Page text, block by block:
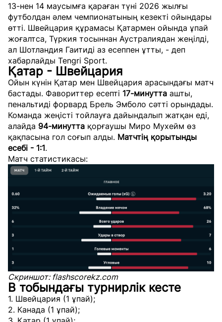
13-нен 14 маусымға қараған түні 2026 жылғы
футболдан әлем чемпионатының кезекті ойындары
өтті. Швейцария құрамасы Қатармен ойында ұпай
жоғалтса, Түркия тосыннан Аустралиядан жеңілді,
ал Шотландия Гаитиді аз есеппен ұтты, - деп
хабарлайды Tengri Sport.
Қатар - Швейцария
Ойын күнін Қатар мен Швейцария арасындағы матч
бастады. Фавориттер есепті 17-минутта ашты,
пенальтиді форвард Брель Эмболо сәтті орындады.
Команда жеңісті тойлауға дайындалып жатқан еді,
алайда 94-минутта қорғаушы Миро Мухейм өз
қақпасына гол соғып алды. Матчтің қорытынды
есебі - 1:1.
Матч статистикасы:
Скриншот: flashscorekz.com
B тобындағы турнирлік кесте
1. Швейцария (1 ұпай);
2. Канада (1 ұпай);